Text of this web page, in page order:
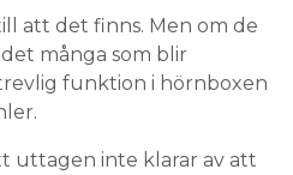
att det finns. Men om de
många som blir
funktion i hörnboxen
uttagen inte klarar av att